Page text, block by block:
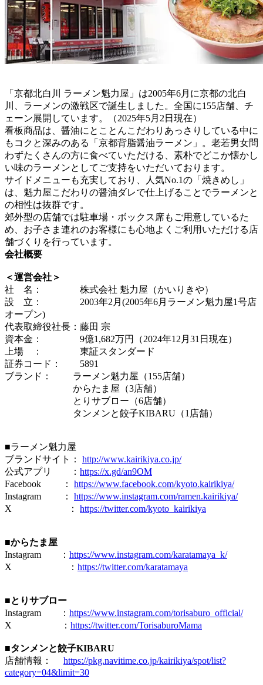
「京都北白川 ラーメン魁力屋」は2005年6月に京都の北白
川、ラーメンの激戦区で誕生しました。全国に155店舗、チ
ェーン展開しています。（2025年5月2日現在）
看板商品は、醤油にとことんこだわりあっさりしている中に
もコクと深みのある「京都背脂醤油ラーメン」。老若男女問
わずたくさんの方に食べていただける、素朴でどこか懐かし
い味のラーメンとしてご支持をいただいております。
サイドメニューも充実しており、人気No.1の「焼きめし」
は、魁力屋こだわりの醤油ダレで仕上げることでラーメンと
の相性は抜群です。
郊外型の店舗では駐車場・ボックス席もご用意しているた
め、お子さま連れのお客様にも心地よくご利用いただける店
舗づくりを行っています。
会社概要
＜運営会社＞
社 名： 株式会社 魁力屋（かいりきや）
設 立： 2003年2月(2005年6月ラーメン魁力屋1号店
オープン)
代表取締役社長：藤田 宗
資本金： 9億1,682万円（2024年12月31日現在）
上場 ： 東証スタンダード
証券コード： 5891
ブランド： ラーメン魁力屋（155店舗）
からたま屋（3店舗）
とりサブロー（6店舗）
タンメンと餃子KIBARU（1店舗）
■ラーメン魁力屋
ブランドサイト： http://www.kairikiya.co.jp/
公式アプリ ： https://x.gd/an9OM
Facebook ： https://www.facebook.com/kyoto.kairikiya/
Instagram ： https://www.instagram.com/ramen.kairikiya/
X ： https://twitter.com/kyoto_kairikiya
■からたま屋
Instagram ： https://www.instagram.com/karatamaya_k/
X ： https://twitter.com/karatamaya
■とりサブロー
Instagram ： https://www.instagram.com/torisaburo_official/
X ： https://twitter.com/TorisaburoMama
■タンメンと餃子KIBARU
店舗情報： https://pkg.navitime.co.jp/kairikiya/spot/list?
category=04&limit=30